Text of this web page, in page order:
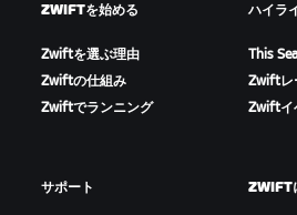
ZWIFTを始める
Zwiftを選ぶ理由
Zwiftの仕組み
Zwiftでランニング
ハイラ
This
Zwiftレ
Zwiftイ
サポート ZWIFT